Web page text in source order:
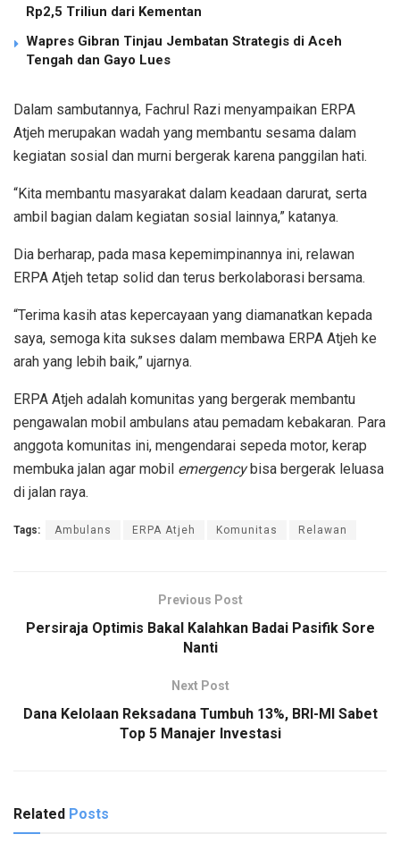
Rp2,5 Triliun dari Kementan
Wapres Gibran Tinjau Jembatan Strategis di Aceh
Tengah dan Gayo Lues
Dalam sambutannya, Fachrul Razi menyampaikan ERPA
Atjeh merupakan wadah yang membantu sesama dalam
kegiatan sosial dan murni bergerak karena panggilan hati.
“Kita membantu masyarakat dalam keadaan darurat, serta
ambil bagian dalam kegiatan sosial lainnya,” katanya.
Dia berharap, pada masa kepemimpinannya ini, relawan
ERPA Atjeh tetap solid dan terus berkolaborasi bersama.
“Terima kasih atas kepercayaan yang diamanatkan kepada
saya, semoga kita sukses dalam membawa ERPA Atjeh ke
arah yang lebih baik,” ujarnya.
ERPA Atjeh adalah komunitas yang bergerak membantu
pengawalan mobil ambulans atau pemadam kebakaran. Para
anggota komunitas ini, mengendarai sepeda motor, kerap
membuka jalan agar mobil emergencybisa bergerak leluasa
di jalan raya.
Tags: Ambulans ERPA Atjeh Komunitas Relawan
Previous Post
Persiraja Optimis Bakal Kalahkan Badai Pasifik Sore
Nanti
Next Post
Dana Kelolaan Reksadana Tumbuh 13%, BRI-MI Sabet
Top 5 Manajer Investasi
Related Posts